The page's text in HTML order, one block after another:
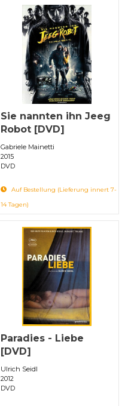
Sie nannten ihn Jeeg
Robot [DVD]
Gabriele Mainetti
2015
DVD
Auf Bestellung (Lieferung innert 7-
14 Tagen)
Paradies - Liebe
[DVD]
Ulrich Seidl
2012
DVD